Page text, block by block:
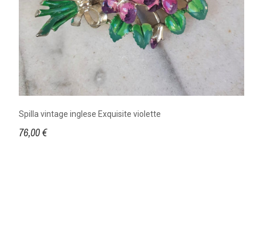
Spilla vintage inglese Exquisite violette
76,00 €